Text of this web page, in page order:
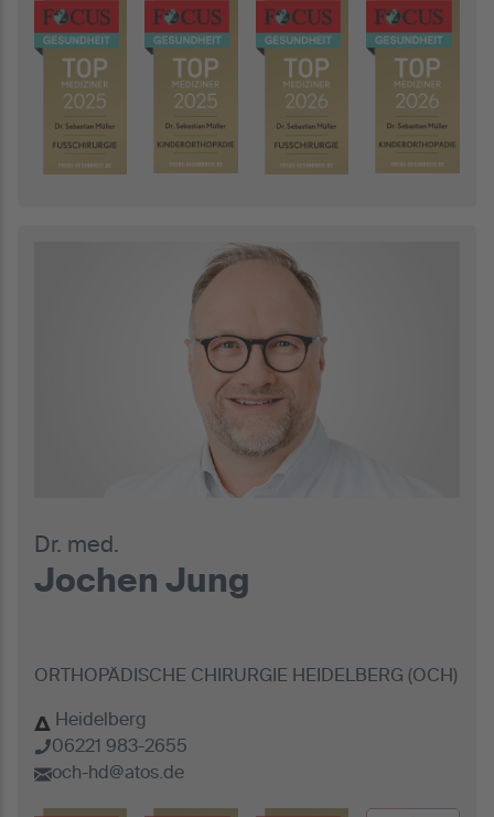
Dr. med.
Jochen Jung
ORTHOPÄDISCHE CHIRURGIE HEIDELBERG (OCH)
Heidelberg
06221 983-2655
och-hd@atos.de